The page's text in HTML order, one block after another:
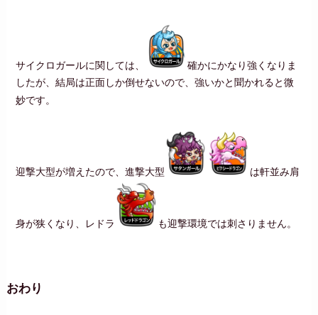
サイクロガールに関しては、
確かにかなり強くなりま
したが、結局は正面しか倒せないので、強いかと聞かれると微
妙です。
迎撃大型が増えたので、進撃大型 は軒並み肩
身が狭くなり、レドラ も迎撃環境では刺さりません。
おわり